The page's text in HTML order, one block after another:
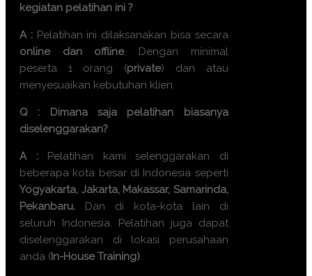
kegiatan pelatihan ini ?
A :Pelatihan ini dilaksanakan bisa secara
online dan offline. Dengan minimal
peserta 1 orang (private) dan atau
menyesuaikan kebutuhan klien.
Q : Dimana saja pelatihan biasanya
diselenggarakan?
A :Pelatihan kami selenggarakan di
beberapa kota besar di Indonesia seperti
Yogyakarta, Jakarta, Makassar, Samarinda,
Pekanbaru. Dan di kota-kota lain di
seluruh Indonesia. Pelatihan juga dapat
diselenggarakan di lokasi perusahaan
anda (In-House Training).